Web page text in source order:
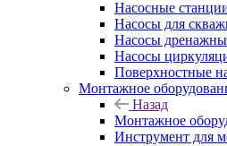
Насосные
Насосы для
Насосы
Насосы
Поверхностные
Монтажное
Назад
Монтажное
Инструмент для